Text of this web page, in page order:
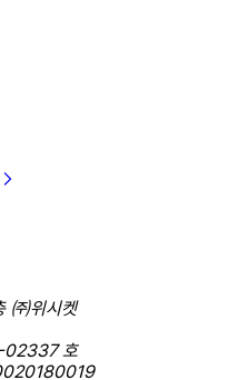
㈜위시켓
-02337 호